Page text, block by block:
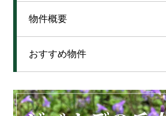
物件概要
おすすめ物件